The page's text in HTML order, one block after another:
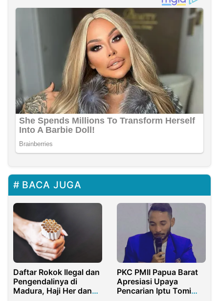
BACA JUGA
Daftar Rokok Ilegal dan
Pengendalinya di
Madura, Haji Her dan
PKC PMII Papua Barat
Apresiasi Upaya
Pencarian Iptu Tomi